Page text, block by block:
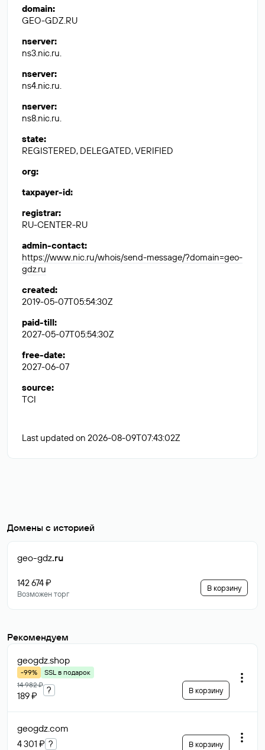
domain:
GEO-GDZ.RU
nserver:
ns3.nic.ru.
nserver:
ns4.nic.ru.
nserver:
ns8.nic.ru.
state:
REGISTERED, DELEGATED, VERIFIED
org:
taxpayer-id:
registrar:
RU-CENTER-RU
admin-contact:
https://www.nic.ru/whois/send-message/?domain=geo-
gdz.ru
created:
2019-05-07T05:54:30Z
paid-till:
2027-05-07T05:54:30Z
free-date:
2027-06-07
source:
TCI
Last updated on 2026-08-09T07:43:02Z
Домены с историей
geo-gdz.ru
142 674 ₽
Возможен торг
В корзину
Рекомендуем
geogdz.shop
-99%
SSL в подарок
14 982 ₽
189 ₽
? В корзину
geogdz.com
4 301 ₽ ? В корзину